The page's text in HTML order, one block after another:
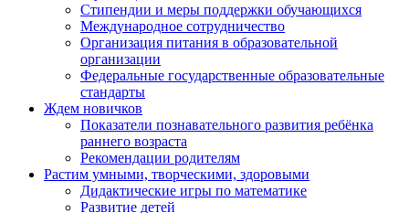
Стипендии и меры поддержки обучающихся
Международное сотрудничество
Организация питания в образовательной
организации
Федеральные государственные образовательные
стандарты
Ждем новичков
Показатели познавательного развития ребёнка
раннего возраста
Рекомендации родителям
Растим умными, творческими, здоровыми
Дидактические игры по математике
Развитие детей